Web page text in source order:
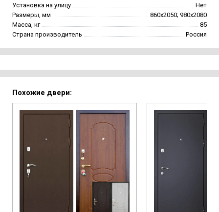
Установка на улицу
Нет
Размеры, мм
860х2050; 980х2080
Масса, кг
85
Страна производитель
Россия
Похожие двери: